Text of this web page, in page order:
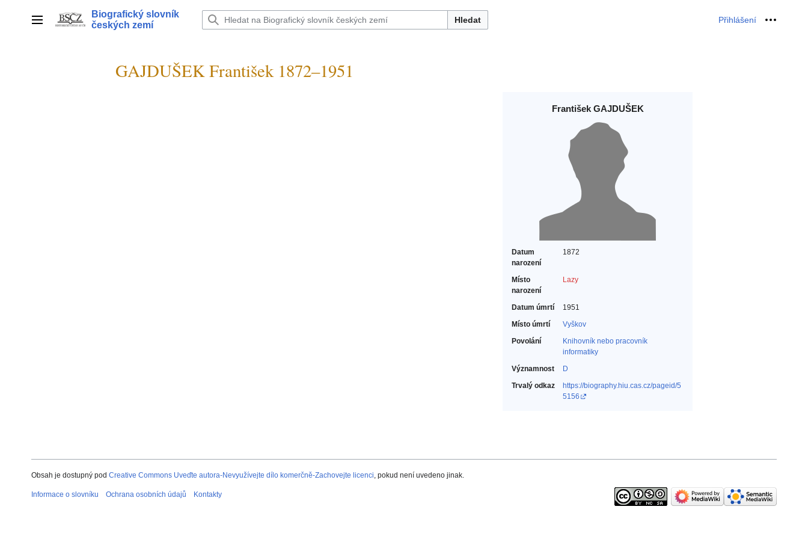
Hlavní menu
Biografický slovník
českých zemí
Hledat Přihlášení Osobní
GAJDUŠEK František 1872–1951
František GAJDUŠEK
Datum
narození
1872
Místo
narození
Lazy
Datum úmrtí
1951
Místo úmrtí
Vyškov
Povolání
Knihovník nebo pracovník
informatiky‎
Významnost
D
Trvalý odkaz
https://biography.hiu.cas.cz/pageid/5
5156
Obsah je dostupný pod Creative Commons Uveďte autora-Nevyužívejte dílo komerčně-Zachovejte licenci, pokud není uvedeno jinak.
Informace o slovníku Ochrana osobních údajů Kontakty